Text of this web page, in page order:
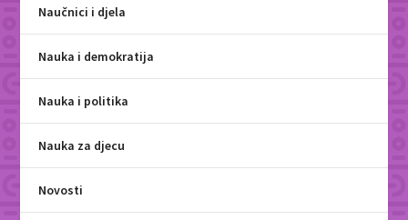
Naučnici i djela
Nauka i demokratija
Nauka i politika
Nauka za djecu
Novosti